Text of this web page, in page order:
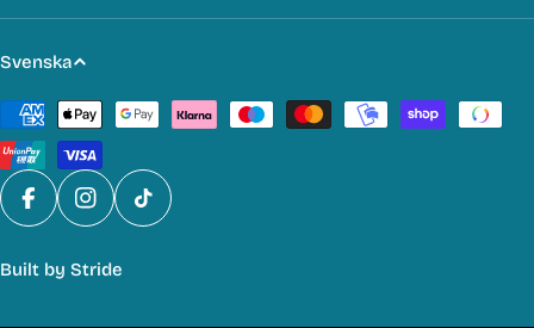
S
p
r
å
k
Svenska
Betalmetoder
FacebookInstagram
TikTok
Built by Stride